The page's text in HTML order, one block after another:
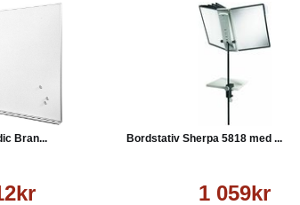
avtagbar pennhylla och monteringsanvisningar
Bran...
Läs mer
Bordstativ Sherpa 5818 med ...
1 059kr